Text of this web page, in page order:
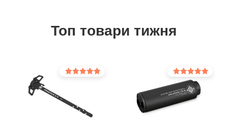
Топ товари тижня
Оцінено в
5.00
з 5